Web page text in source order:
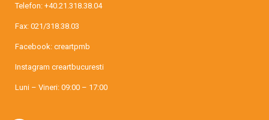
Telefon: +40.21.318.38.04
Fax: 021/318.38.03
Facebook: creartpmb
Instagram creartbucuresti
Luni – Vineri: 09:00 – 17:00